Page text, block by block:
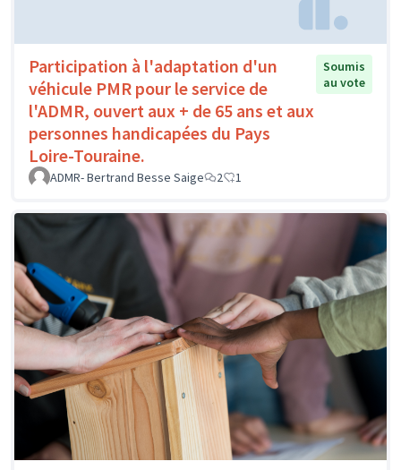
Participation à l'adaptation d'un
véhicule PMR pour le service de
l'ADMR, ouvert aux + de 65 ans et aux
personnes handicapées du Pays
Loire-Touraine.
Soumis
au vote
ADMR- Bertrand Besse Saige 2 1